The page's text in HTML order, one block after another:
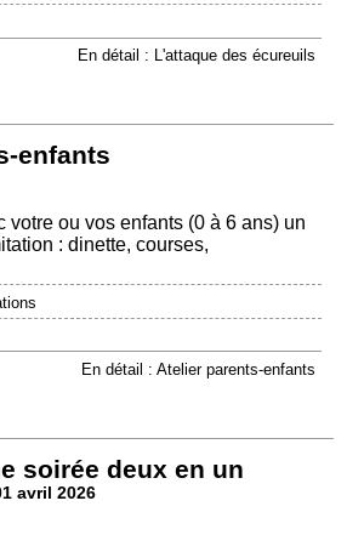
En détail : L'attaque des écureuils
enfants
votre ou vos enfants (0 à 6 ans) un
: dinette, courses,
En détail : Atelier parents-enfants
soirée deux en un
avril 2026